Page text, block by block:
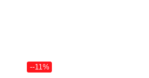
--11%